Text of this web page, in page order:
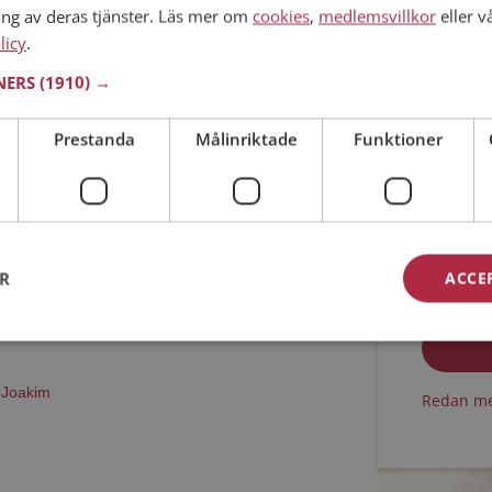
län
ett fotoalbum på Mötesplatsen? Bli medlem
tusentals fotoalbum med spännande bilder
Joakim
Jag
Jag
Redan
av deras tjänster. Läs mer om cookies, medlemsvillkor eller
.
(1910) →
Prestanda Målinriktade Funktioner